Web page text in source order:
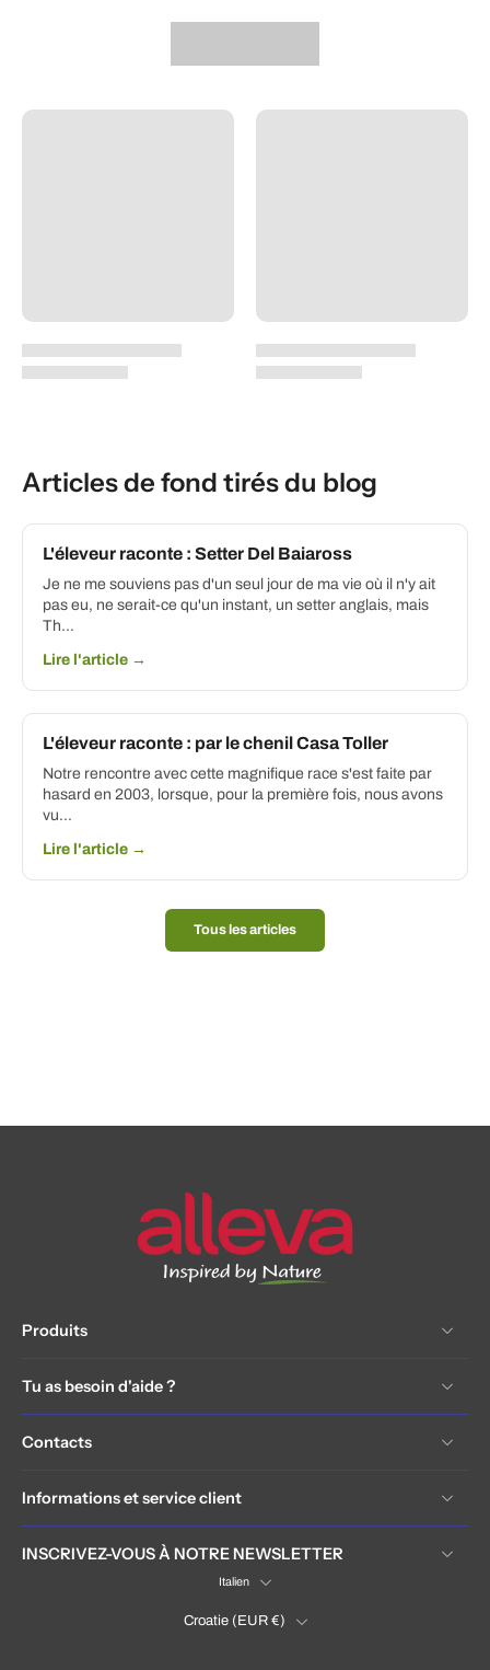
Articles de fond tirés du blog
L'éleveur raconte : Setter Del Baiaross
Je ne me souviens pas d'un seul jour de ma vie où il n'y ait
pas eu, ne serait-ce qu'un instant, un setter anglais, mais
Th...
Lire l'article →
L'éleveur raconte : par le chenil Casa Toller
Notre rencontre avec cette magnifique race s'est faite par
hasard en 2003, lorsque, pour la première fois, nous avons
vu...
Lire l'article →
Tous les articles
Produits
Tu as besoin d'aide ?
Contacts
Informations et service client
INSCRIVEZ-VOUS À NOTRE NEWSLETTER
Italien
Croatie ‎(EUR €)‎